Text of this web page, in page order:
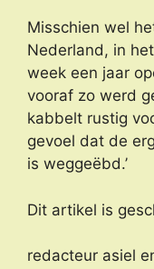
Misschien wel
Nederland, in
week een jaar
vooraf zo werd
kabbelt rustig
gevoel dat de
is weggeëbd.’
Dit artikel is
redacteur asiel